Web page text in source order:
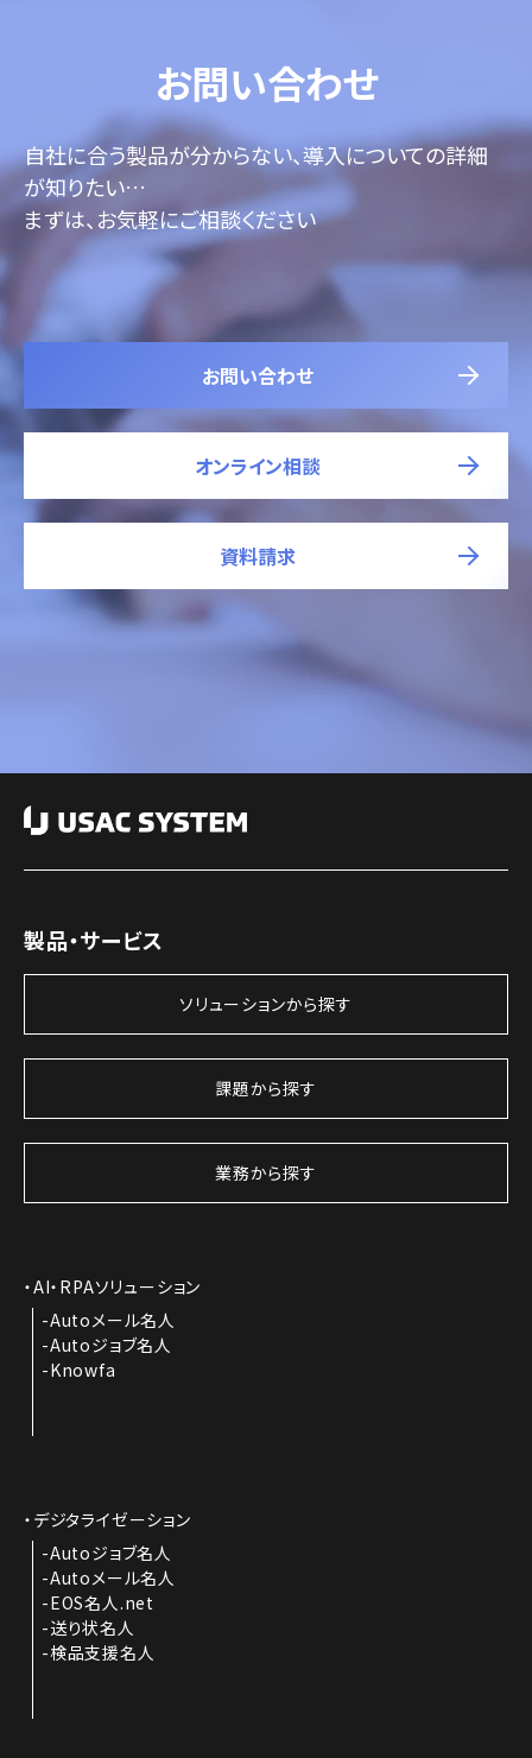
お問い合わせ
自社に合う製品が分からない、導入についての詳細
が知りたい…
まずは、お気軽にご相談ください
お問い合わせ
オンライン相談
資料請求
製品・サービス
ソリューションから探す
課題から探す
業務から探す
AI・RPAソリューション
Autoメール名人
Autoジョブ名人
Knowfa
デジタライゼーション
Autoジョブ名人
Autoメール名人
EOS名人.net
送り状名人
検品支援名人